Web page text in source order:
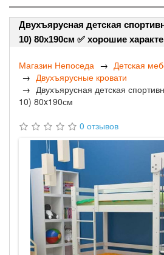
Двухъярусная детская
10) 80x190см ✅ хорошие
Магазин Непоседа
Детская
Двухъярусные кровати
Двухъярусная детская
10) 80x190см
0 отзывов